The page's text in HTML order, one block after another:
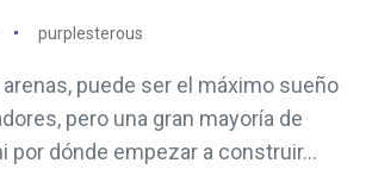
purplesterous
puede ser el máximo sueño
pero una gran mayoría de
por dónde empezar a construir...